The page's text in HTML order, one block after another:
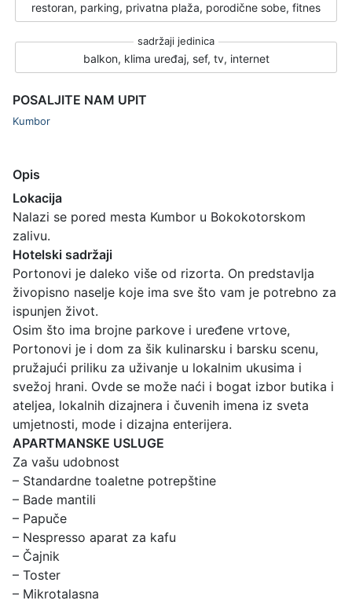
restoran, parking, privatna plaža, porodične sobe, fitnes
balkon, klima uređaj, sef, tv, internet
POSALJITE NAM UPIT
Kumbor
Opis
Lokacija
Nalazi se pored mesta Kumbor u Bokokotorskom
zalivu.
Hotelski sadržaji
Portonovi je daleko više od rizorta. On predstavlja
živopisno naselje koje ima sve što vam je potrebno za
ispunjen život.
Osim što ima brojne parkove i uređene vrtove,
Portonovi je i dom za šik kulinarsku i barsku scenu,
pružajući priliku za uživanje u lokalnim ukusima i
svežoj hrani. Ovde se može naći i bogat izbor butika i
ateljea, lokalnih dizajnera i čuvenih imena iz sveta
umjetnosti, mode i dizajna enterijera.
APARTMANSKE USLUGE
Za vašu udobnost
– Standardne toaletne potrepštine
– Bade mantili
– Papuče
– Nespresso aparat za kafu
– Čajnik
– Toster
– Mikrotalasna